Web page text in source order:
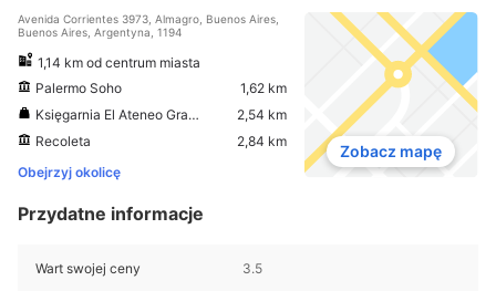
Avenida Corrientes 3973, Almagro, Buenos Aires,
Buenos Aires, Argentyna, 1194
1,14 km od centrum miasta
Palermo Soho
1,62 km
Księgarnia El Ateneo Grand Splendid
2,54 km
Recoleta
2,84 km
Obejrzyj okolicę
Zobacz mapę
Przydatne informacje
Wart swojej ceny 3.5